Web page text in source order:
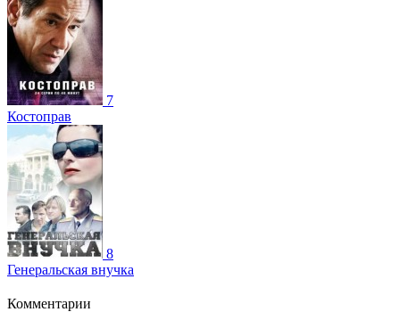
7
Костоправ
8
Генеральская внучка
Комментарии